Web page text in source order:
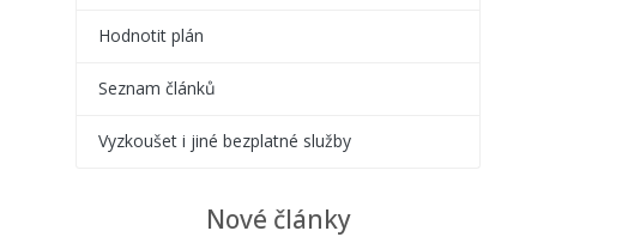
Hodnotit plán
Seznam článků
Vyzkoušet i jiné bezplatné služby
Nové články